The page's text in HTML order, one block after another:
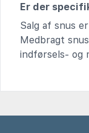
Er der
Salg af snus
Medbragt
indførsels- og